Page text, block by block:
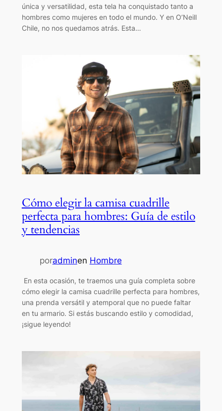
única y versatilidad, esta tela ha conquistado tanto a
hombres como mujeres en todo el mundo. Y en O’Neill
Chile, no nos quedamos atrás. Esta…
Cómo elegir la camisa cuadrille
perfecta para hombres: Guía de estilo
y tendencias
poradminen Hombre
En esta ocasión, te traemos una guía completa sobre
cómo elegir la camisa cuadrille perfecta para hombres,
una prenda versátil y atemporal que no puede faltar
en tu armario. Si estás buscando estilo y comodidad,
¡sigue leyendo!